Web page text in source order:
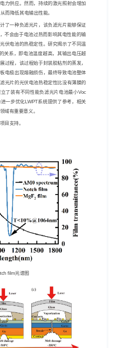
力供应。然而，持续的激光照射会增加
而降低其电输出性能。
了一种负滤光片，该负滤光片能够保证
不会由于电池过热而影响其电性能的输
伏电池的热稳定性。研究揭示了不同温
关系，即电池温度越高，其输出电压越
过程，该过程始于封装胶粘剂的蒸发，
电极出现熔融损伤，最终导致电池整体
光片的光伏电池热稳定性比没有薄膜的
了装有不同性能负滤光片电池最小Voc
一步优化LWPT系统提供了参考，相关
域有重要意义。
目支持。
film光谱图